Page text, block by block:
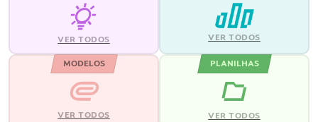
VER TODOS VER TODOS
MODELOS
VER TODOS
PLANILHAS
VER TODOS